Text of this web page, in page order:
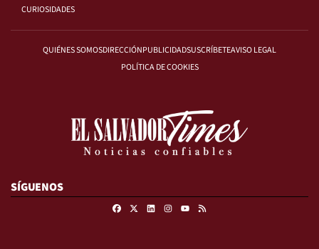
CURIOSIDADES
QUIÉNES SOMOSDIRECCIÓNPUBLICIDADSUSCRÍBETEAVISO LEGAL
POLÍTICA DE COOKIES
SÍGUENOS
FacebookLinkedinInstagramRSS